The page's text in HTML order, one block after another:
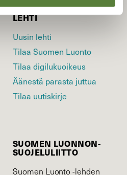
LEHTI
Uusin lehti
Tilaa Suomen Luonto
Tilaa digilukuoikeus
Äänestä parasta juttua
Tilaa uutiskirje
SUOMEN LUONNON­
SUOJELU­LIITTO
Suomen Luonto -lehden